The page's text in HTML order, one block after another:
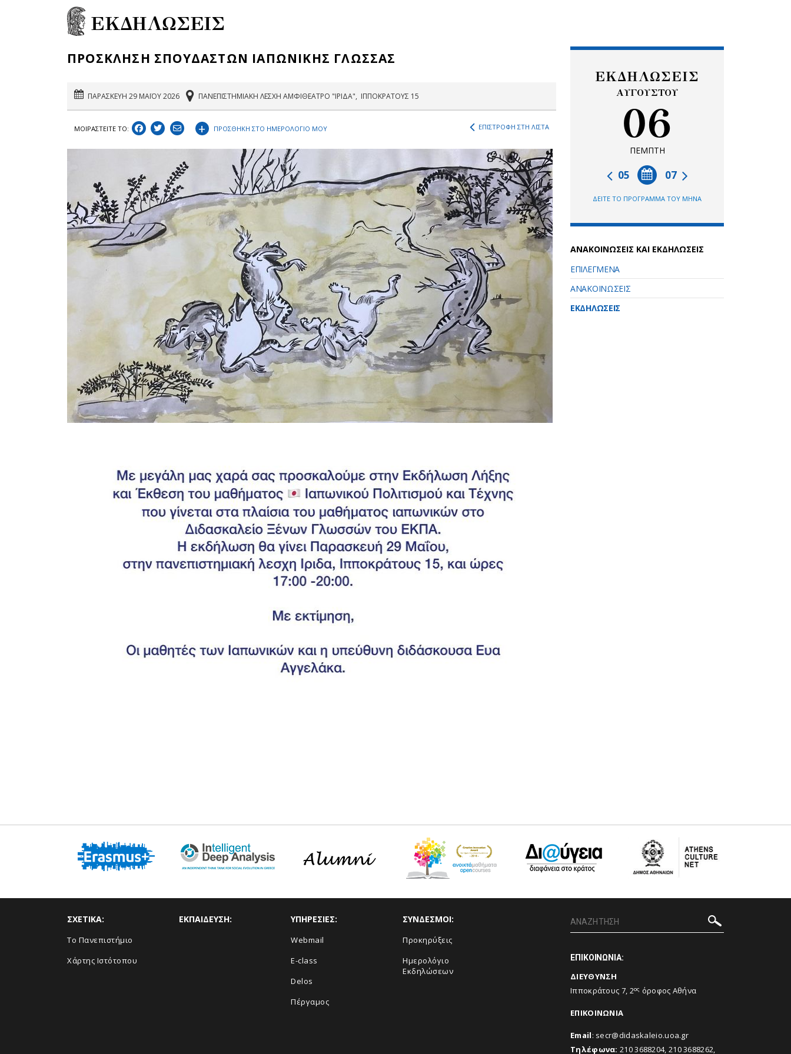
ΕΚΔΗΛΩΣΕΙΣ
ΠΡΟΣΚΛΗΣΗ ΣΠΟΥΔΑΣΤΩΝ ΙΑΠΩΝΙΚΗΣ ΓΛΩΣΣΑΣ
ΠΑΡΑΣΚΕΥΗ 29 ΜΑΪΟΥ 2026 ΠΑΝΕΠΙΣΤΗΜΙΑΚΗ ΛΕΣΧΗ ΑΜΦΙΘΕΑΤΡΟ "ΙΡΙΔΑ", ΙΠΠΟΚΡΑΤΟΥΣ 15
ΜΟΙΡΑΣΤEIΤΕ ΤΟ: + ΠΡΟΣΘΗΚΗ ΣΤΟ ΗΜΕΡΟΛΟΓΙΟ ΜΟΥ ΕΠΙΣΤΡΟΦΗ ΣΤΗ ΛΙΣΤΑ
ΕΚΔΗΛΩΣΕΙΣ
ΑΥΓΟΥΣΤΟΥ
06
ΠΕΜΠΤΗ
07
05
ΔΕΙΤΕ ΤΟ ΠΡΟΓΡΑΜΜΑ ΤΟΥ ΜΗΝΑ
ΑΝΑΚΟΙΝΩΣΕΙΣ ΚΑΙ ΕΚΔΗΛΩΣΕΙΣ
ΕΠΙΛΕΓΜΕΝΑ
ΑΝΑΚΟΙΝΩΣΕΙΣ
ΕΚΔΗΛΩΣΕΙΣ
ΣΧΕΤΙΚΑ:
Το Πανεπιστήμιο
Χάρτης Ιστότοπου
ΕΚΠΑΙΔΕΥΣΗ: ΥΠΗΡΕΣΙΕΣ:
Webmail
E-class
Delos
Πέργαμος
ΣΥΝΔΕΣΜΟΙ:
Προκηρύξεις
Ημερολόγιο
Εκδηλώσεων
ΕΠΙΚΟΙΝΩΝΙΑ:
ΔΙΕΥΘΥΝΣΗ
Ιπποκράτους 7, 2ος όροφος Αθήνα
ΕΠΙΚΟΙΝΩΝΙΑ
Email: secr@didaskaleio.uoa.gr
Τηλέφωνα: 210 3688204, 210 3688262,